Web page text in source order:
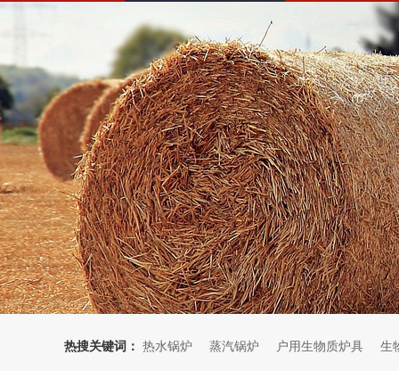
热搜关键词： 热水锅炉 蒸汽锅炉 户用生物质炉具 生